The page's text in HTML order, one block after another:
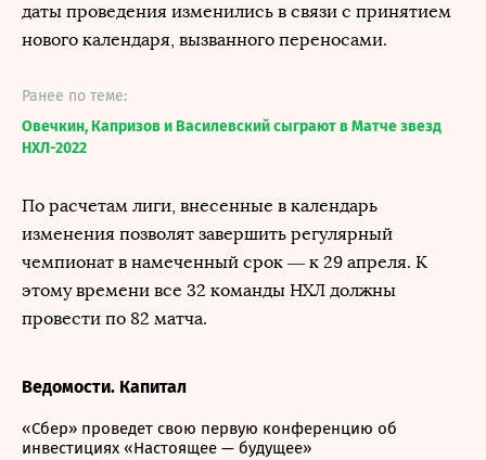
даты проведения изменились в связи с принятием
нового календаря, вызванного переносами.
Ранее по теме:
Овечкин, Капризов и Василевский сыграют в Матче звезд
НХЛ-2022
По расчетам лиги, внесенные в календарь
изменения позволят завершить регулярный
чемпионат в намеченный срок — к 29 апреля. К
этому времени все 32 команды НХЛ должны
провести по 82 матча.
Ведомости. Капитал
«Сбер» проведет свою первую конференцию об
инвестициях «Настоящее — будущее»